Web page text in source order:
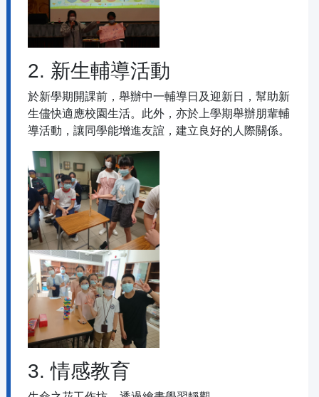
2. 新生輔導活動
於新學期開課前，舉辦中一輔導日及迎新日，幫助新
生儘快適應校園生活。此外，亦於上學期舉辦朋輩輔
導活動，讓同學能增進友誼，建立良好的人際關係。
3. 情感教育